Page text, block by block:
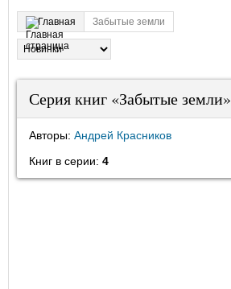
Главная Забытые земли
Серия книг «Забытые земли»
Авторы: Андрей Красников
Книг в серии: 4